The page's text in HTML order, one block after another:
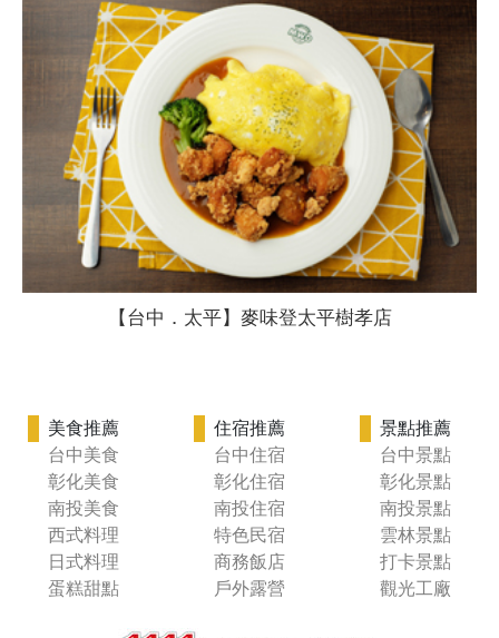
【台中．太平】麥味登太平樹孝店
美食推薦
台中美食
彰化美食
南投美食
西式料理
日式料理
蛋糕甜點
住宿推薦
台中住宿
彰化住宿
南投住宿
特色民宿
商務飯店
戶外露營
景點推薦
台中景點
彰化景點
南投景點
雲林景點
打卡景點
觀光工廠